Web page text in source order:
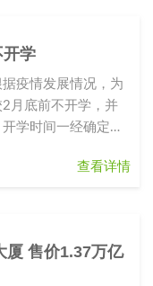
开学
疫情发展情况，为
月底前不开学，并
学时间一经确定，
查看详情
厦 售价1.37万亿